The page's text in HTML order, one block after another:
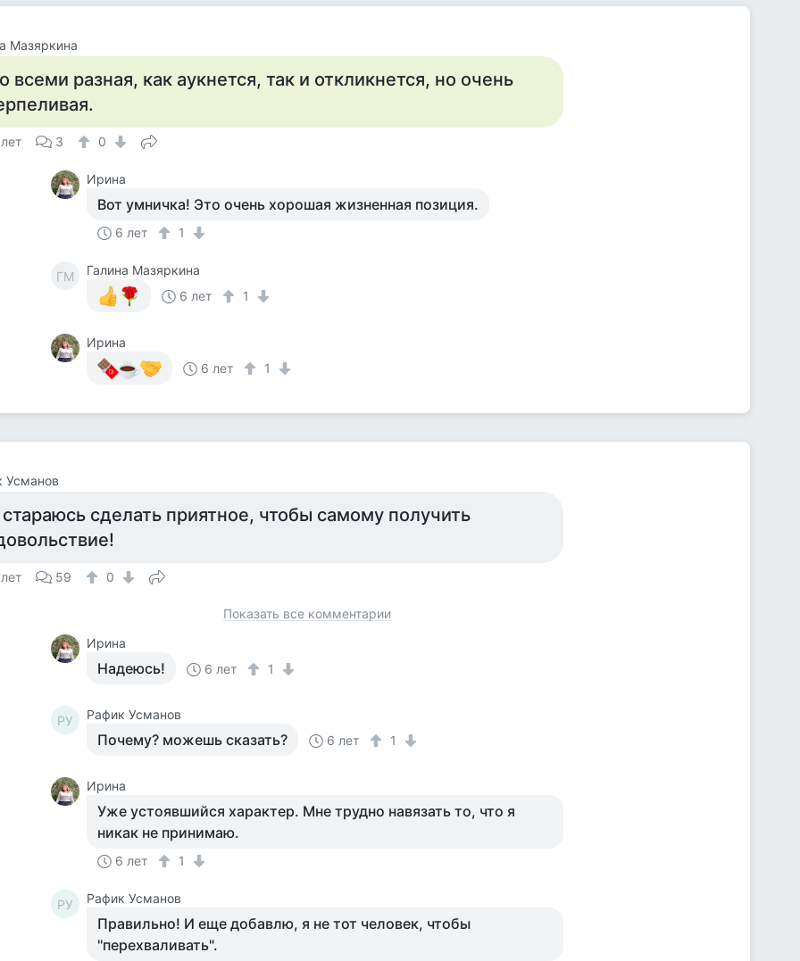
Мазяркина
всеми разная, как аукнется, так и откликнется, но очень
3 0
Ирина
Вот умничка! Это очень хорошая жизненная позиция.
6 лет 1
ГМ
Галина Мазяркина
6 лет
1
Ирина
6 лет
1
Усманов
сделать приятное, чтобы самому получить
59 0
Показать все комментарии
Ирина
Надеюсь! 6 лет 1
РУ Рафик Усманов
Почему? можешь сказать? 6 лет 1
Ирина
Уже устоявшийся характер. Мне трудно навязать то, что я
никак не принимаю.
6 лет 1
РУ Рафик Усманов
Правильно! И еще добавлю, я не тот человек, чтобы
"перехваливать".